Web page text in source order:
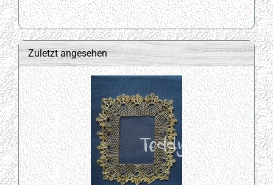
Zuletzt angesehen